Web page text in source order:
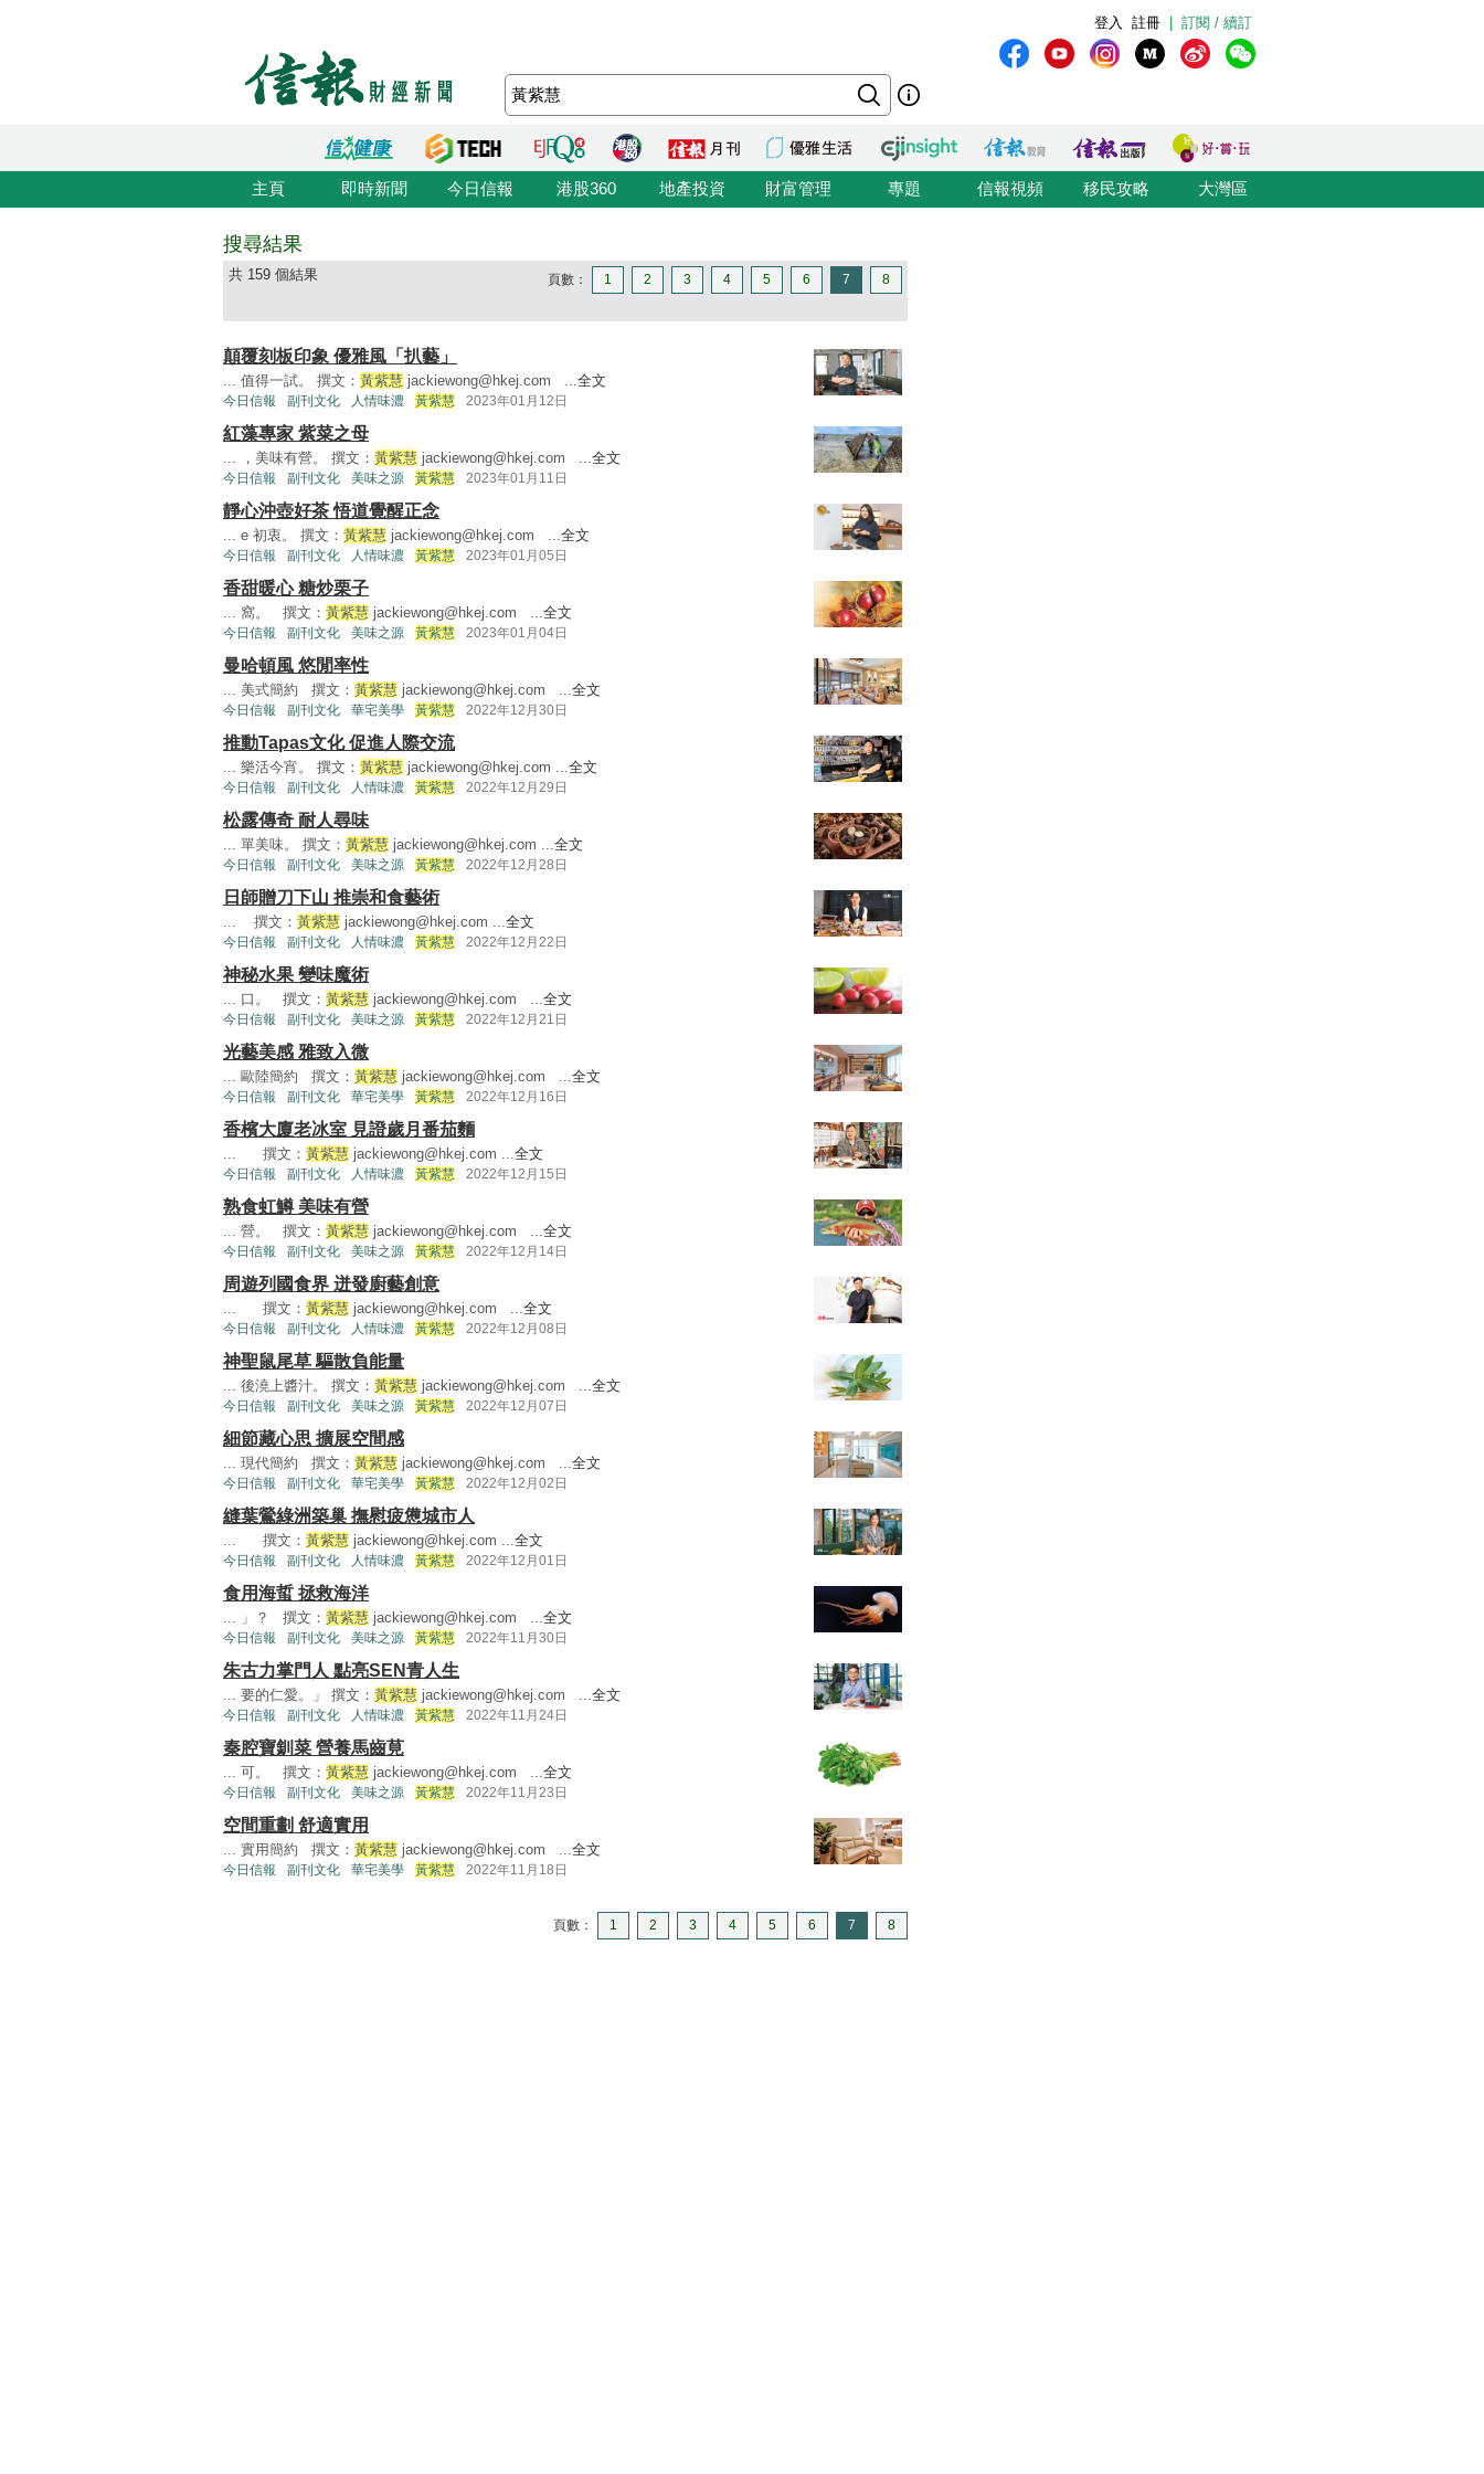
訂閱 / 續訂
註冊
登入
主頁 即時新聞 今日信報 港股360 地產投資 財富管理 專題 信報視頻 移民攻略 大灣區
搜尋結果
共 159 個結果 頁數： 1 2 3 4 5 6 7 8
顛覆刻板印象 優雅風「扒藝」
... 值得一試。 撰文： 黃紫慧 jackiewong@hkej.com ...全文
今日信報 副刊文化 人情味濃 黃紫慧 2023年01月12日
紅藻專家 紫菜之母
... ，美味有營。 撰文： 黃紫慧 jackiewong@hkej.com ...全文
今日信報 副刊文化 美味之源 黃紫慧 2023年01月11日
靜心沖壺好茶 悟道覺醒正念
... e 初衷。 撰文： 黃紫慧 jackiewong@hkej.com ...全文
今日信報 副刊文化 人情味濃 黃紫慧 2023年01月05日
香甜暖心 糖炒栗子
... 窩。 撰文： 黃紫慧 jackiewong@hkej.com ...全文
今日信報 副刊文化 美味之源 黃紫慧 2023年01月04日
曼哈頓風 悠閒率性
... 美式簡約 撰文： 黃紫慧 jackiewong@hkej.com ...全文
今日信報 副刊文化 華宅美學 黃紫慧 2022年12月30日
推動Tapas文化 促進人際交流
... 樂活今宵。 撰文： 黃紫慧 jackiewong@hkej.com ...全文
今日信報 副刊文化 人情味濃 黃紫慧 2022年12月29日
松露傳奇 耐人尋味
... 單美味。 撰文： 黃紫慧 jackiewong@hkej.com ...全文
今日信報 副刊文化 美味之源 黃紫慧 2022年12月28日
日師贈刀下山 推崇和食藝術
... 撰文： 黃紫慧 jackiewong@hkej.com ...全文
今日信報 副刊文化 人情味濃 黃紫慧 2022年12月22日
神秘水果 變味魔術
... 口。 撰文： 黃紫慧 jackiewong@hkej.com ...全文
今日信報 副刊文化 美味之源 黃紫慧 2022年12月21日
光藝美感 雅致入微
... 歐陸簡約 撰文： 黃紫慧 jackiewong@hkej.com ...全文
今日信報 副刊文化 華宅美學 黃紫慧 2022年12月16日
香檳大廈老冰室 見證歲月番茄麵
... 撰文： 黃紫慧 jackiewong@hkej.com ...全文
今日信報 副刊文化 人情味濃 黃紫慧 2022年12月15日
熟食虹鱒 美味有營
... 營。 撰文： 黃紫慧 jackiewong@hkej.com ...全文
今日信報 副刊文化 美味之源 黃紫慧 2022年12月14日
周遊列國食界 迸發廚藝創意
... 撰文： 黃紫慧 jackiewong@hkej.com ...全文
今日信報 副刊文化 人情味濃 黃紫慧 2022年12月08日
神聖鼠尾草 驅散負能量
... 後澆上醬汁。 撰文： 黃紫慧 jackiewong@hkej.com ...全文
今日信報 副刊文化 美味之源 黃紫慧 2022年12月07日
細節藏心思 擴展空間感
... 現代簡約 撰文： 黃紫慧 jackiewong@hkej.com ...全文
今日信報 副刊文化 華宅美學 黃紫慧 2022年12月02日
縫葉鶯綠洲築巢 撫慰疲憊城市人
... 撰文： 黃紫慧 jackiewong@hkej.com ...全文
今日信報 副刊文化 人情味濃 黃紫慧 2022年12月01日
食用海蜇 拯救海洋
... 」？ 撰文： 黃紫慧 jackiewong@hkej.com ...全文
今日信報 副刊文化 美味之源 黃紫慧 2022年11月30日
朱古力掌門人 點亮SEN青人生
... 要的仁愛。」 撰文： 黃紫慧 jackiewong@hkej.com ...全文
今日信報 副刊文化 人情味濃 黃紫慧 2022年11月24日
秦腔寶釧菜 營養馬齒莧
... 可。 撰文： 黃紫慧 jackiewong@hkej.com ...全文
今日信報 副刊文化 美味之源 黃紫慧 2022年11月23日
空間重劃 舒適實用
... 實用簡約 撰文： 黃紫慧 jackiewong@hkej.com ...全文
今日信報 副刊文化 華宅美學 黃紫慧 2022年11月18日
頁數： 1 2 3 4 5 6 7 8